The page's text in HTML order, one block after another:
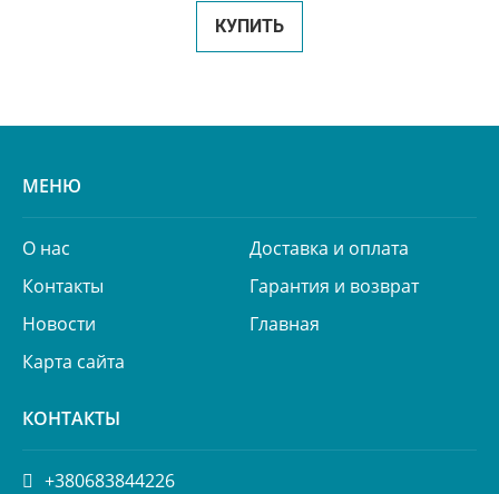
КУПИТЬ
МЕНЮ
О нас
Доставка и оплата
Контакты
Гарантия и возврат
Новости
Главная
Карта сайта
КОНТАКТЫ
+380683844226